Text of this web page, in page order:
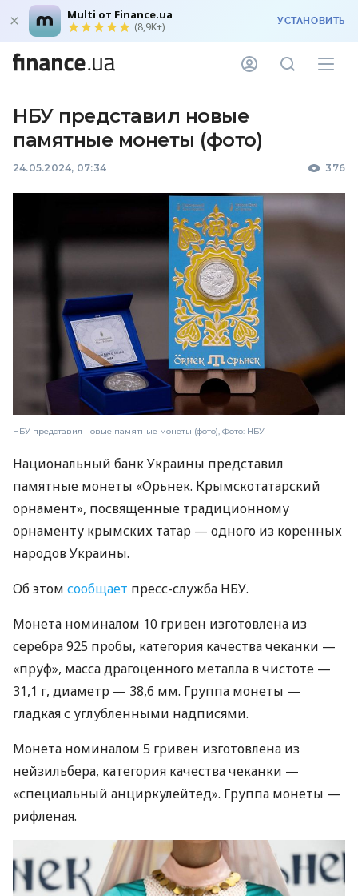
Multi от Finance.ua
(8,9K+) УСТАНОВИТЬ
НБУ представил новые
памятные монеты (фото)
24.05.2024, 07:34 376
НБУ представил новые памятные монеты (фото), Фото: НБУ
Национальный банк Украины представил
памятные монеты «Орьнек. Крымскотатарский
орнамент», посвященные традиционному
орнаменту крымских татар — одного из коренных
народов Украины.
Об этом сообщает пресс-служба НБУ.
Монета номиналом 10 гривен изготовлена ​​из
серебра 925 пробы, категория качества чеканки —
«пруф», масса драгоценного металла в чистоте —
31,1 г, диаметр — 38,6 мм. Группа монеты —
гладкая с углубленными надписями.
Монета номиналом 5 гривен изготовлена ​​из
нейзильбера, категория качества чеканки —
«специальный анциркулейтед». Группа монеты —
рифленая.